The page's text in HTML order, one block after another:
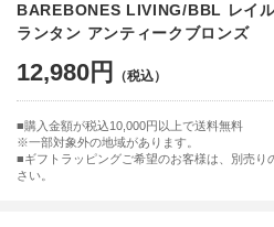
BAREBONES LIVING/BBL レイ
ランタン アンティークブロンズ
12,980円
購入金額が税込10,000円以上で送料無料
※一部対象外の地域があります。
ギフトラッピングご希望のお客様は、別売
さい。